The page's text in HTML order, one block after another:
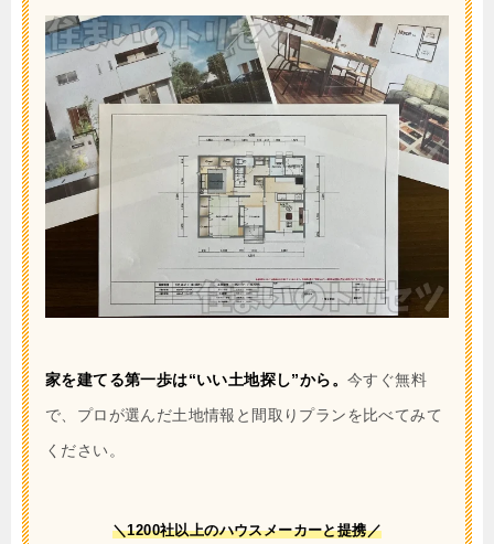
家を建てる第一歩は“いい土地探し”から。 今すぐ無料
で、プロが選んだ土地情報と間取りプランを比べてみて
ください。
＼1200社以上のハウスメーカーと提携／